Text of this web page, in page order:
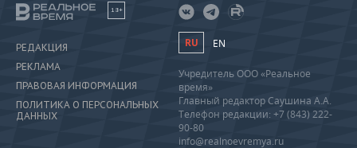
18+
РЕДАКЦИЯ
РЕКЛАМА
ПРАВОВАЯ ИНФОРМАЦИЯ
ПОЛИТИКА О ПЕРСОНАЛЬНЫХ
ДАННЫХ
RU EN
Учредитель ООО «Реальное
время»
Главный редактор Саушина А.А.
Телефон редакции: +7 (843) 222-
90-80
info@realnoevremya.ru